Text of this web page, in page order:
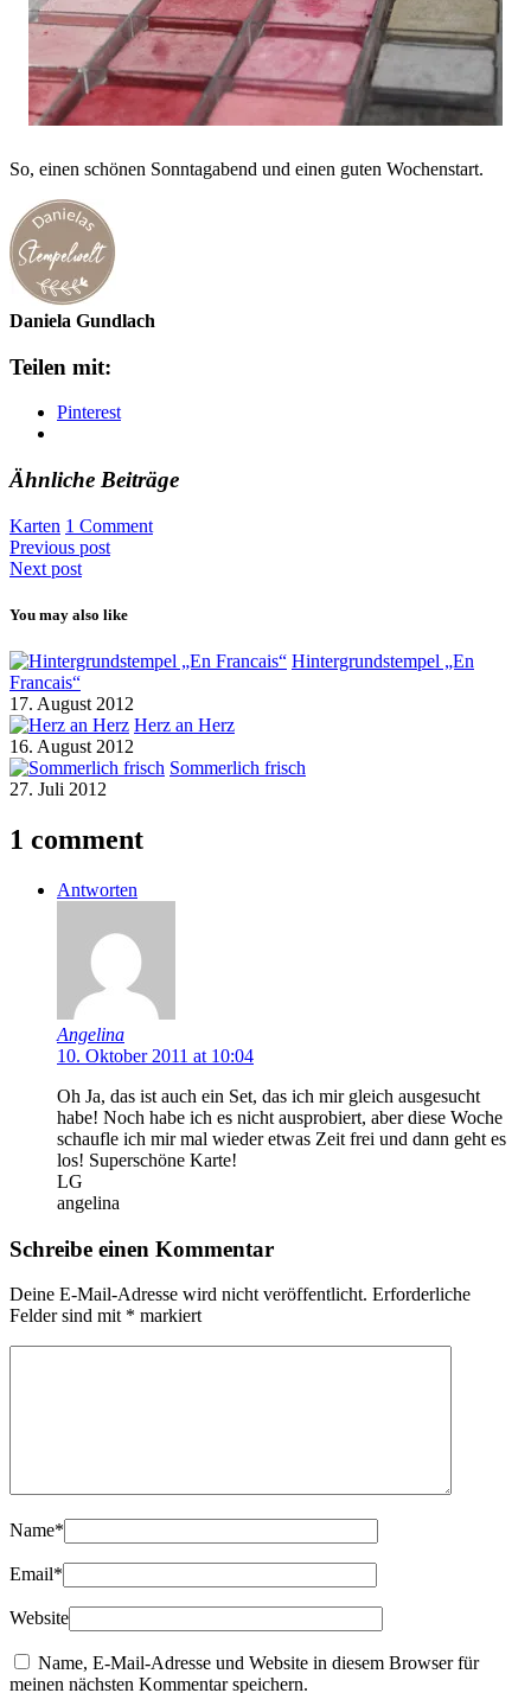
So, einen schönen Sonntagabend und einen guten Wochenstart.
Daniela Gundlach
Teilen mit:
Pinterest
Ähnliche Beiträge
Karten 1 Comment
Previous post
Next post
You may also like
Hintergrundstempel „En
Francais“
17. August 2012
Herz an Herz
16. August 2012
Sommerlich frisch
27. Juli 2012
1 comment
Antworten
Angelina
10. Oktober 2011 at 10:04
Oh Ja, das ist auch ein Set, das ich mir gleich ausgesucht
habe! Noch habe ich es nicht ausprobiert, aber diese Woche
schaufle ich mir mal wieder etwas Zeit frei und dann geht es
los! Superschöne Karte!
LG
angelina
Schreibe einen Kommentar
Deine E-Mail-Adresse wird nicht veröffentlicht. Erforderliche
Felder sind mit * markiert
Name*
Email*
Website
Name, E-Mail-Adresse und Website in diesem Browser für
meinen nächsten Kommentar speichern.